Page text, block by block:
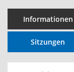
Informationen
Sitzungen